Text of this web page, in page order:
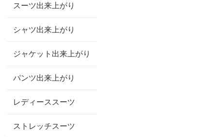
スーツ出来上がり
シャツ出来上がり
ジャケット出来上がり
パンツ出来上がり
レディーススーツ
ストレッチスーツ